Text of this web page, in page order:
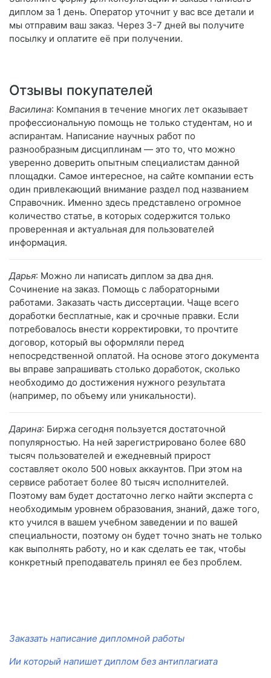
диплом за 1 день. Оператор уточнит у вас все детали и
мы отправим ваш заказ. Через 3-7 дней вы получите
посылку и оплатите её при получении.
Отзывы покупателей
Василина: Компания в течение многих лет оказывает
профессиональную помощь не только студентам, но и
аспирантам. Написание научных работ по
разнообразным дисциплинам — это то, что можно
уверенно доверить опытным специалистам данной
площадки. Самое интересное, на сайте компании есть
один привлекающий внимание раздел под названием
Справочник. Именно здесь представлено огромное
количество статье, в которых содержится только
проверенная и актуальная для пользователей
информация.
Дарья: Можно ли написать диплом за два дня.
Сочинение на заказ. Помощь с лабораторными
работами. Заказать часть диссертации. Чаще всего
доработки бесплатные, как и срочные правки. Если
потребовалось внести корректировки, то прочтите
договор, который вы оформляли перед
непосредственной оплатой. На основе этого документа
вы вправе запрашивать столько доработок, сколько
необходимо до достижения нужного результата
(например, по объему или уникальности).
Дарина: Биржа сегодня пользуется достаточной
популярностью. На ней зарегистрировано более 680
тысяч пользователей и ежедневный прирост
составляет около 500 новых аккаунтов. При этом на
сервисе работает более 80 тысяч исполнителей.
Поэтому вам будет достаточно легко найти эксперта с
необходимым уровнем образования, знаний, даже того,
кто учился в вашем учебном заведении и по вашей
специальности, поэтому он будет точно знать не только
как выполнять работу, но и как сделать ее так, чтобы
конкретный преподаватель принял ее без проблем.
Заказать написание дипломной работы
Ии который напишет диплом без антиплагиата